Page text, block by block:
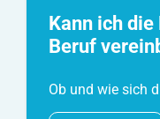
Kann ich
Beruf
Ob und wie sich